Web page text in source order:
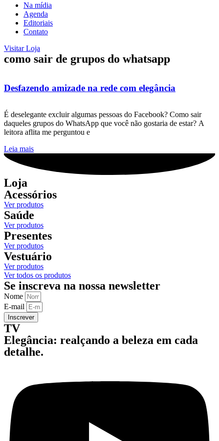
Na mídia
Agenda
Editoriais
Contato
Visitar Loja
como sair de grupos do whatsapp
Desfazendo amizade na rede com elegância
É deselegante excluir algumas pessoas do Facebook? Como sair
daqueles grupos do WhatsApp que você não gostaria de estar? A
leitora aflita me perguntou e
Leia mais
Loja
Acessórios
Ver produtos
Saúde
Ver produtos
Presentes
Ver produtos
Vestuário
Ver produtos
Ver todos os produtos
Se inscreva na nossa newsletter
Nome
E-mail
Inscrever
TV
Elegância: realçando a beleza em cada
detalhe.